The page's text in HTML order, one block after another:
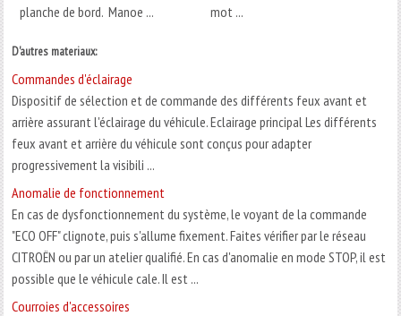
planche de bord. Manoe ...
mot ...
D'autres materiaux:
Commandes d'éclairage
Dispositif de sélection et de commande des différents feux avant et
arrière assurant l'éclairage du véhicule. Eclairage principal Les différents
feux avant et arrière du véhicule sont conçus pour adapter
progressivement la visibili ...
Anomalie de fonctionnement
En cas de dysfonctionnement du système, le voyant de la commande
"ECO OFF" clignote, puis s'allume fixement. Faites vérifier par le réseau
CITROËN ou par un atelier qualifié. En cas d'anomalie en mode STOP, il est
possible que le véhicule cale. Il est ...
Courroies d'accessoires